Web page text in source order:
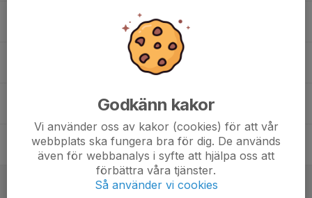
Godkänn kakor
Vi använder oss av kakor (cookies) för att vår
webbplats ska fungera bra för dig. De används
även för webbanalys i syfte att hjälpa oss att
förbättra våra tjänster.
Så använder vi cookies